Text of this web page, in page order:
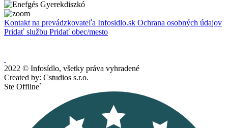
Kontakt na prevádzkovateľa Infosidlo.sk Ochrana osobných údajov
Pridať službu Pridať obec/mesto
2022 © Infosídlo, všetky práva vyhradené
Created by: Cstudios s.r.o.
Ste Offline`